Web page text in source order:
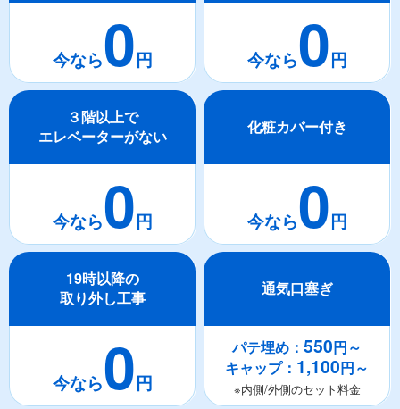
0 0
３階以上で
エレベーターがない
0
化粧カバー付き
0
19時以降の
取り外し工事
0
通気口塞ぎ
パテ埋め：550円～
キャップ： 1,100円～
※内側/外側のセット料金